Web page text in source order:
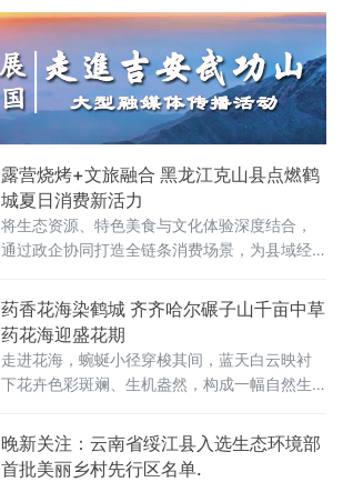
露营烧烤+文旅融合 黑龙江克山县点燃鹤
城夏日消费新活力
将生态资源、特色美食与文化体验深度结合，
通过政企协同打造全链条消费场景，为县域经
烤肉美食之都”建设中县域实践的生动样本。政
企联动打造“微度假”消费新场景6月19日端午节
开幕当日，克山县东山植物园内人头攒动。依
托园区自然生
药香花海染鹤城 齐齐哈尔碾子山千亩中草
药花海迎盛花期
走进花海，蜿蜒小径穿梭其间，蓝天白云映衬
下花卉色彩斑斓、生机盎然，构成一幅自然生
村依托当地自然生态优势，规模化种植兼具药
用与观赏价值的中草药，打造集生态观光、休
闲体
晚新关注：云南省绥江县入选生态环境部
首批美丽乡村先行区名单.